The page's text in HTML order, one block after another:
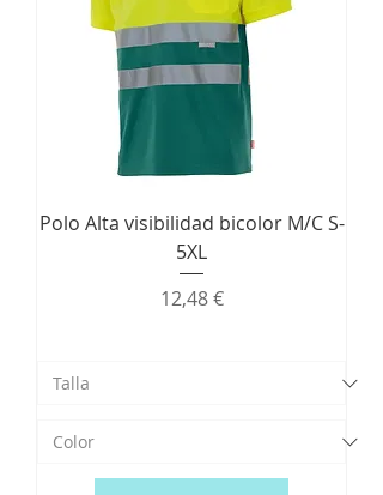
Polo Alta visibilidad bicolor M/C S-
5XL
Precio
12,48 €